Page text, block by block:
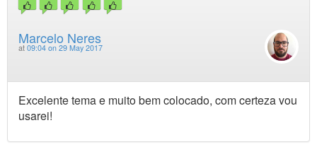
Marcelo Neres
at 09:04 on 29 May 2017
Excelente tema e muito bem colocado, com certeza vou
usarei!